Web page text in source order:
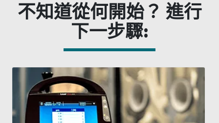
不知道從何開始？ 進行
下一步驟: